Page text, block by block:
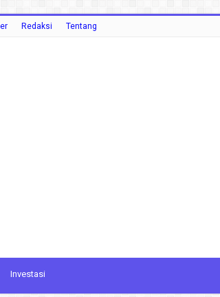
Redaksi Tentang
Investasi